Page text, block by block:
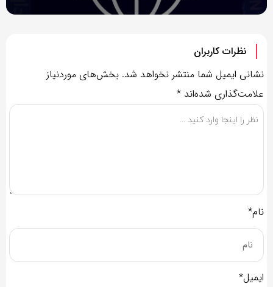
نظرات کاربران
نشانی ایمیل شما منتشر نخواهد شد. بخش‌های موردنیاز
علامت‌گذاری شده‌اند *
نام*
ایمیل*